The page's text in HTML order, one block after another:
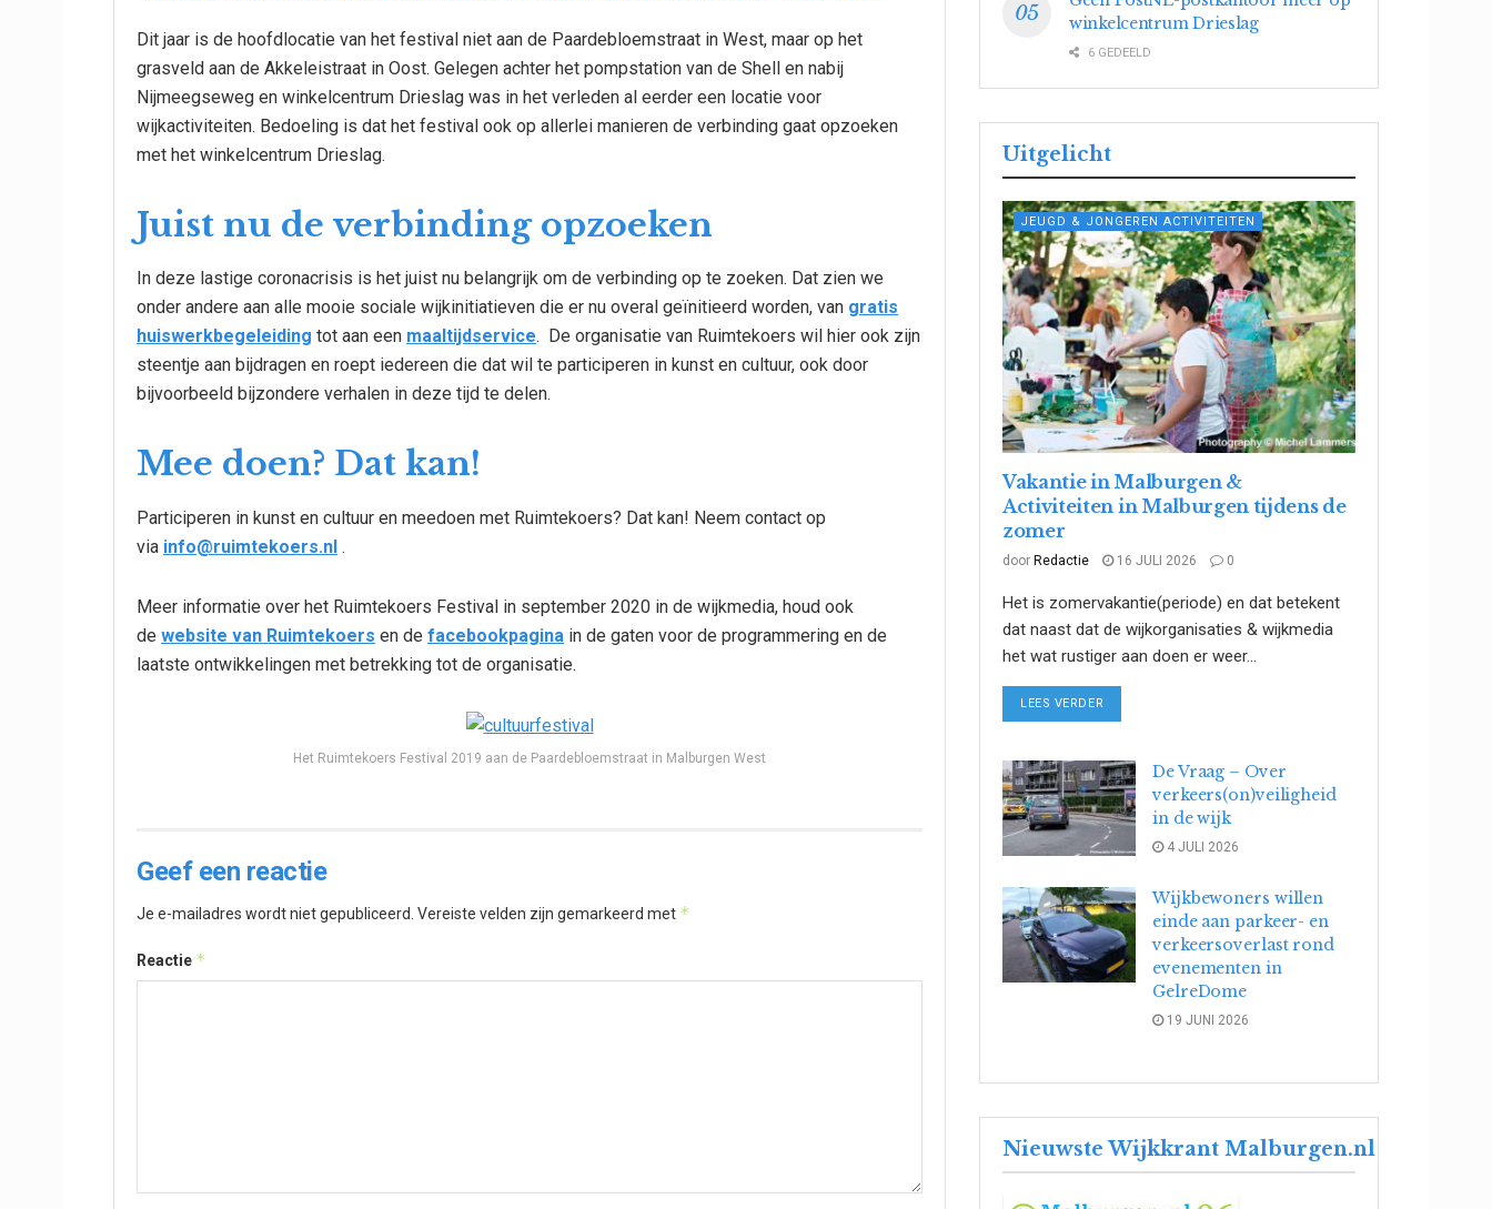
Dit jaar is de hoofdlocatie van het festival niet aan de Paardebloemstraat in West, maar op het
grasveld aan de Akkeleistraat in Oost. Gelegen achter het pompstation van de Shell en nabij
Nijmeegseweg en winkelcentrum Drieslag was in het verleden al eerder een locatie voor
wijkactiviteiten. Bedoeling is dat het festival ook op allerlei manieren de verbinding gaat opzoeken
met het winkelcentrum Drieslag.
Juist nu de verbinding opzoeken
In deze lastige coronacrisis is het juist nu belangrijk om de verbinding op te zoeken. Dat zien we
onder andere aan alle mooie sociale wijkinitiatieven die er nu overal geïnitieerd worden, van gratis
huiswerkbegeleiding tot aan een maaltijdservice. De organisatie van Ruimtekoers wil hier ook zijn
steentje aan bijdragen en roept iedereen die dat wil te participeren in kunst en cultuur, ook door
bijvoorbeeld bijzondere verhalen in deze tijd te delen.
Mee doen? Dat kan!
Participeren in kunst en cultuur en meedoen met Ruimtekoers? Dat kan! Neem contact op
via info@ruimtekoers.nl .
Meer informatie over het Ruimtekoers Festival in september 2020 in de wijkmedia, houd ook
de website van Ruimtekoers en de facebookpagina in de gaten voor de programmering en de
laatste ontwikkelingen met betrekking tot de organisatie.
Het Ruimtekoers Festival 2019 aan de Paardebloemstraat in Malburgen West
Geef een reactie
Je e-mailadres wordt niet gepubliceerd. Vereiste velden zijn gemarkeerd met *
Reactie *
winkelcentrum Drieslag
6 GEDEELD
Uitgelicht
JEUGD & JONGEREN ACTIVITEITEN
Vakantie in Malburgen &
Activiteiten in Malburgen tijdens de
zomer
door Redactie 16 JULI 2026 0
Het is zomervakantie(periode) en dat betekent
dat naast dat de wijkorganisaties & wijkmedia
het wat rustiger aan doen er weer...
LEES VERDER
De Vraag – Over
verkeers(on)veiligheid
in de wijk
4 JULI 2026
Wijkbewoners willen
einde aan parkeer- en
verkeersoverlast rond
evenementen in
GelreDome
19 JUNI 2026
Nieuwste Wijkkrant Malburgen.nl